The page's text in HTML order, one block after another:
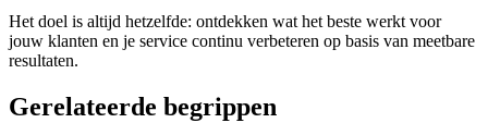
Het doel is altijd hetzelfde: ontdekken wat het beste werkt voor
jouw klanten en je service continu verbeteren op basis van meetbare
resultaten.
Gerelateerde begrippen